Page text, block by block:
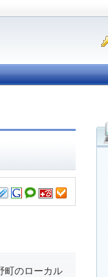
町のローカル